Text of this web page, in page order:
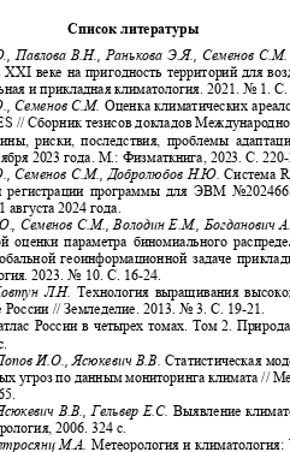
Список литературы
Павлова В.Н., Ранькова Э.Я., Семенов
XXI веке на пригодность территорий для
и прикладная климатология. 2021. № 1.
Семенов С.М. Оценка климатических
//Сборник тезисов докладов
риски, последствия, проблемы
2023 года. М.: Физматкнига, 2023. С. 220
Семенов С.М., Добролюбов Н.Ю.Система
регистрации программы для ЭВМ
августа 2024 года.
Семенов С.М., Володин Е.М., Богданович
оценки параметра биномиального
геоинформационной задаче
2023. № 10. С. 16-24.
Л.Н.Технология выращивания
// Земледелие. 2013. № 3. С. 19-21.
России в четырех томах. Том 2.
И.О., Ясюкевич В.В.Статистическая
угроз по данным мониторинга климата //
В.В., Гельвер Е.С.Выявление
2006. 324 с.
М.А. Метеорология и